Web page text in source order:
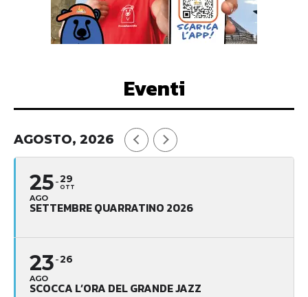
Eventi
AGOSTO, 2026
25
AGO
29
OTT
SETTEMBRE QUARRATINO 2026
23
AGO
26
SCOCCA L’ORA DEL GRANDE JAZZ